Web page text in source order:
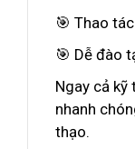
🎯 Thao
🎯 Dễ đào
Ngay cả
nhanh
thạo.